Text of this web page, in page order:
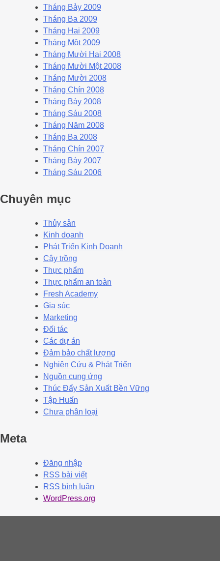
Tháng Bảy 2009
Tháng Ba 2009
Tháng Hai 2009
Tháng Một 2009
Tháng Mười Hai 2008
Tháng Mười Một 2008
Tháng Mười 2008
Tháng Chín 2008
Tháng Bảy 2008
Tháng Sáu 2008
Tháng Năm 2008
Tháng Ba 2008
Tháng Chín 2007
Tháng Bảy 2007
Tháng Sáu 2006
Chuyên mục
Thủy sản
Kinh doanh
Phát Triển Kinh Doanh
Cây trồng
Thực phẩm
Thực phẩm an toàn
Fresh Academy
Gia súc
Marketing
Đối tác
Các dự án
Đảm bảo chất lượng
Nghiên Cứu & Phát Triển
Nguồn cung ứng
Thúc Đẩy Sản Xuất Bền Vững
Tập Huấn
Chưa phân loại
Meta
Đăng nhập
RSS bài viết
RSS bình luận
WordPress.org